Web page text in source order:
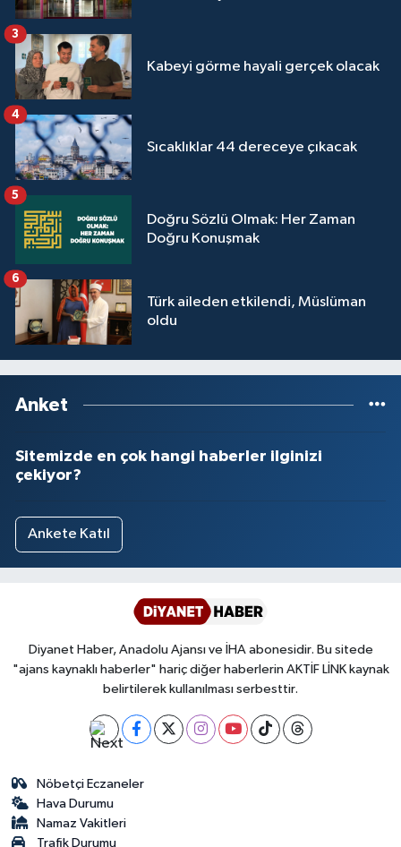
Kabeyi görme hayali gerçek olacak
3
Sıcaklıklar 44 dereceye çıkacak
4
Doğru Sözlü Olmak: Her Zaman
Doğru Konuşmak
5
Türk aileden etkilendi, Müslüman
oldu
6
Anket
Sitemizde en çok hangi haberler ilginizi
çekiyor?
Ankete Katıl
Diyanet Haber, Anadolu Ajansı ve İHA abonesidir. Bu sitede
"ajans kaynaklı haberler" hariç diğer haberlerin AKTİF LİNK kaynak
belirtilerek kullanılması serbesttir.
Nöbetçi Eczaneler
Hava Durumu
Namaz Vakitleri
Trafik Durumu